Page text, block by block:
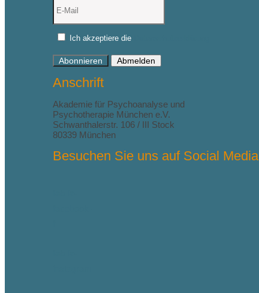
Ich akzeptiere die
Abonnieren Abmelden
Anschrift
Akademie für Psychoanalyse und
Psychotherapie München e.V.
Schwanthalerstr. 106 / III Stock
80339 München
Besuchen Sie uns auf Social Media